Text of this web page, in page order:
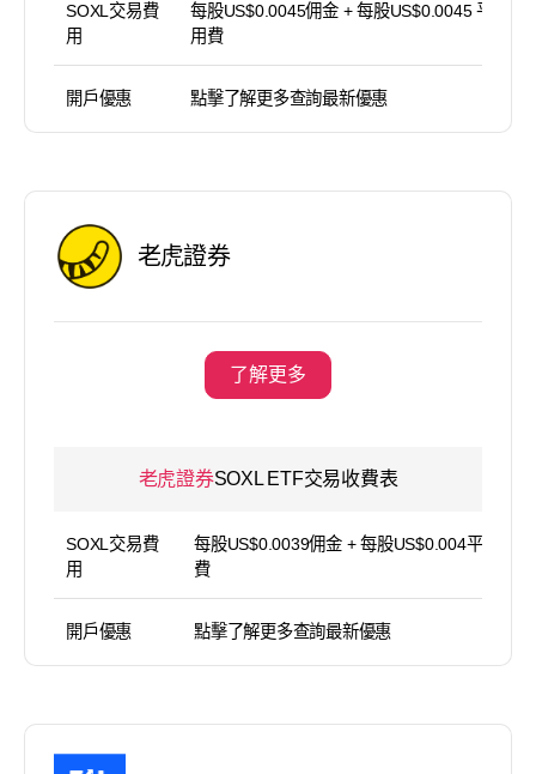
SOXL交易費
用
每股US$0.0045佣金 + 每股US$0.0045 平台使
用費
開戶優惠 點擊了解更多查詢最新優惠
老虎證券
了解更多
老虎證券SOXL ETF交易收費表
SOXL交易費
用
每股US$0.0039佣金 + 每股US$0.004平台使用
費
開戶優惠 點擊了解更多查詢最新優惠